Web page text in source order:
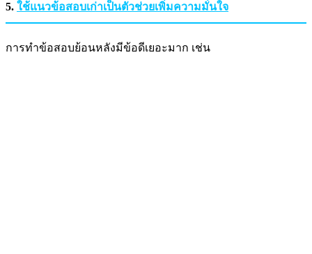
5. ใช้แนวข้อสอบเก่าเป็นตัวช่วยเพิ่มความมั่นใจ
การทำข้อสอบย้อนหลังมีข้อดีเยอะมาก เช่น